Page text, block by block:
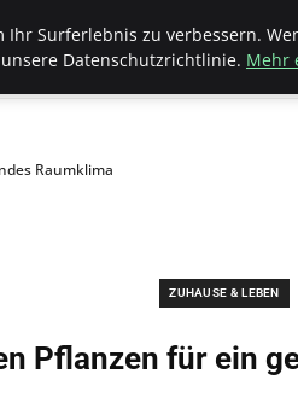
Raumklima
ZUHAUSE & LEBEN
Pflanzen für ein
Ihr Surferlebnis zu verbessern.
Datenschutzrichtlinie. Mehr